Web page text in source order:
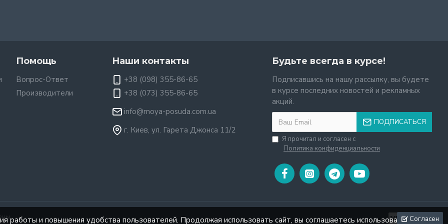
Помощь
Вопрос-Ответ
Производители
Наши контакты
+38 (098) 355-86-65
+38 (073) 355-86-65
info@moya-posuda.com.ua
г. Киев, ул. Гарета Джонса 11/2
Будьте всегда в курсе!
Подписавшись на нашу рассылку, вы будете
в курсе последних новостей и рекламных
акций.
ПОДПИСАТЬСЯ
Я прочитал и согласен с
Политика конфиденциальности
Согласен
работы и повышения удобства пользователей. Продолжая использовать сайт, вы соглашаетесь использовать файлы